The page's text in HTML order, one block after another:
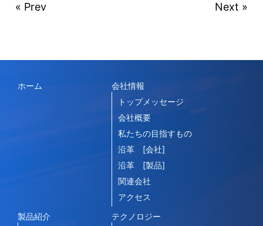
« Prev Next »
ホーム
会社情報
トップメッセージ
会社概要
私たちの目指すもの
沿革 [会社]
沿革 [製品]
関連会社
アクセス
製品紹介
テクノロジー